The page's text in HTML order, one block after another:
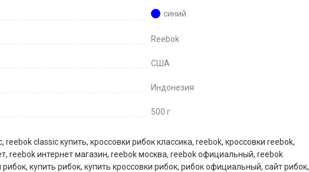
синий
Reebok
США
Индонезия
500 г
, reebok classic купить, кроссовки рибок классика, reebok, кроссовки reebok,
, reebok интернет магазин, reebok москва, reebok официальный, reebok
рибок, купить рибок, купить кроссовки рибок, рибок официальный, сайт рибок,